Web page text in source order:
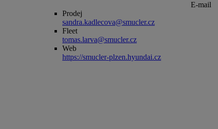
E-mail
Prodej
sandra.kadlecova@smucler.cz
Fleet
tomas.larva@smucler.cz
Web
https://smucler-plzen.hyundai.cz